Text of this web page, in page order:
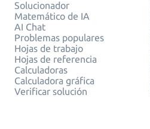
Solucionador
Matemático de IA
AI Chat
Problemas populares
Hojas de trabajo
Hojas de referencia
Calculadoras
Calculadora gráfica
Verificar solución